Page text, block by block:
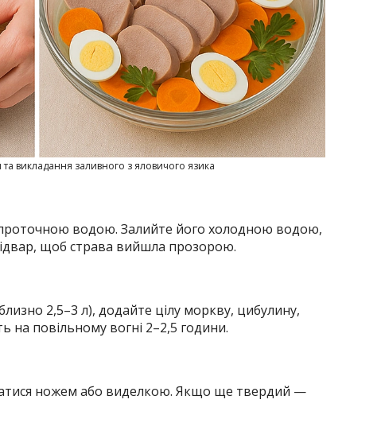
викладання заливного з яловичого язика
водою. Залийте його холодною водою,
щоб страва вийшла прозорою.
2,5–3 л), додайте цілу моркву, цибулину,
повільному вогні 2–2,5 години.
ножем або виделкою. Якщо ще твердий —